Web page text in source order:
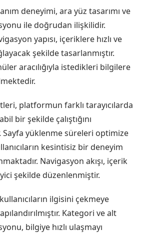
deneyimi, ara yüz tasarımı ve
ile doğrudan ilişkilidir.
yapısı, içeriklere hızlı ve
şekilde tasarlanmıştır.
aracılığıyla istedikleri bilgilere
platformun farklı tarayıcılarda
bir şekilde çalıştığını
yüklenme süreleri optimize
kesintisiz bir deneyim
Navigasyon akışı, içerik
şekilde düzenlenmiştir.
ilgisini çekmeye
Kategori ve alt
bilgiye hızlı ulaşmayı